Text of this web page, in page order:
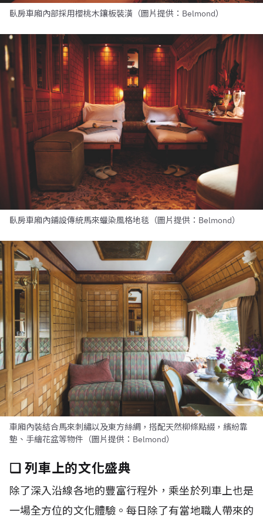
臥房車廂內部採用櫻桃木鑲板裝潢（圖片提供：Belmond）
臥房車廂內鋪設傳統馬來蠟染風格地毯（圖片提供：Belmond）
車廂內裝結合馬來刺繡以及東方絲綢，搭配天然柳條點綴，繽紛靠
墊、手繪花盆等物件（圖片提供：Belmond）
❏ 列車上的文化盛典
除了深入沿線各地的豐富行程外，乘坐於列車上也是
一場全方位的文化體驗。每日除了有當地職人帶來的